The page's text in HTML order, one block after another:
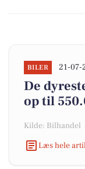
BILER 21-07-
De
op til
Kilde: Bilhandel
Læs hele